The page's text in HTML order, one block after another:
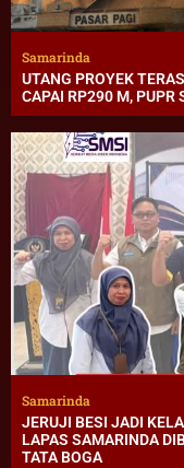
Samarinda
UTANG PROYEK
CAPAI RP290 M, PUPR
Samarinda
JERUJI BESI JADI
LAPAS SAMARINDA
TATA BOGA